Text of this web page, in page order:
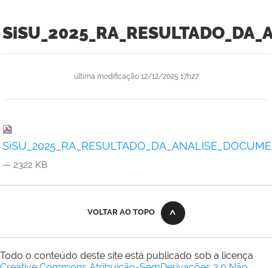
última modificação12/12/2025 17h27
— 2322 KB
VOLTAR AO TOPO
Todo o conteúdo deste site está publicado sob a licença